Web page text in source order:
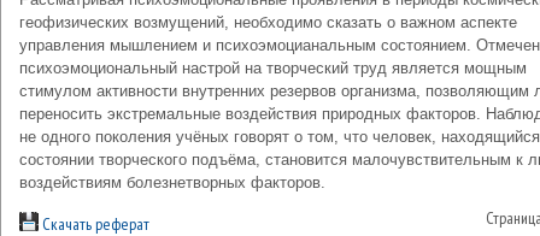
геофизических возмущений, необходимо сказать о важном аспекте
управления мышлением и психоэмоцианальным состоянием.
психоэмоциональный настрой на творческий труд является мощным
стимулом активности внутренних резервов организма, позволяющим
переносить экстремальные воздействия природных факторов.
не одного поколения учёных говорят о том, что человек,
состоянии творческого подъёма, становится малочувствительным к
воздействиям болезнетворных факторов.
Скачать реферат